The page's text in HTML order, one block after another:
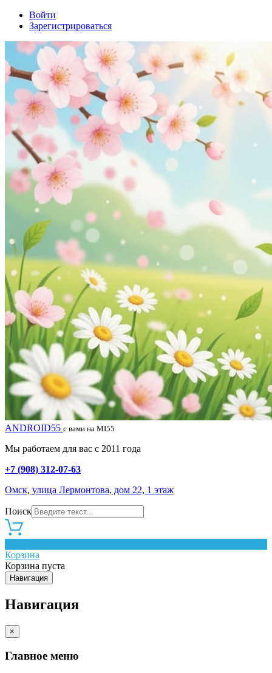
Войти
Зарегистрироваться
ANDROID55 с вами на MI55
Мы работаем для вас с 2011 года
+7 (908) 312-07-63
Омск, улица Лермонтова, дом 22, 1 этаж
Поиск
Корзина
Корзина пуста
Навигация
Навигация
×
Главное меню